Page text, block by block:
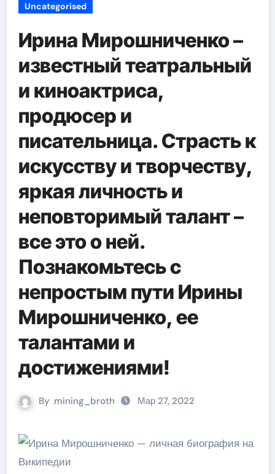
Uncategorised
Ирина Мирошниченко –
известный театральный
и киноактриса,
продюсер и
писательница. Страсть к
искусству и творчеству,
яркая личность и
неповторимый талант –
все это о ней.
Познакомьтесь с
непростым пути Ирины
Мирошниченко, ее
талантами и
достижениями!
By mining_broth Мар 27, 2022